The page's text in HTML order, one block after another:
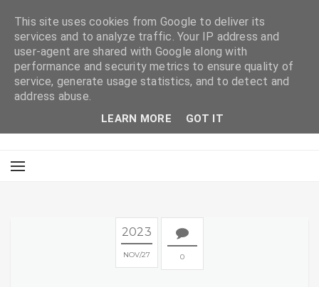
2023
NOV 27 0
This site uses cookies from Google to deliver its
services and to analyze traffic. Your IP address and
user-agent are shared with Google along with
performance and security metrics to ensure quality of
service, generate usage statistics, and to detect and
address abuse.
LEARN MORE GOT IT